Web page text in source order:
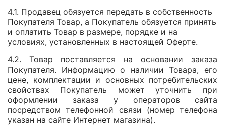
4.1. Продавец обязуется передать в собственность
Покупателя Товар, а Покупатель обязуется принять
и оплатить Товар в размере, порядке и на
условиях, установленных в настоящей Оферте.
4.2. Товар поставляется на основании заказа
Покупателя. Информацию о наличии Товара, его
цене, комплектации и основных потребительских
свойствах Покупатель может уточнить при
оформлении заказа у операторов сайта
посредством телефонной связи (номер телефона
указан на сайте Интернет магазина).